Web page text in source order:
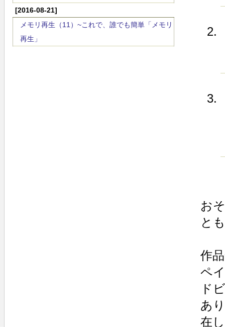
[2016-08-21]
メモリ再生（11）~これで、誰でも簡単「メモリ
再生」
お
と
作
ペ
ド
あ
在